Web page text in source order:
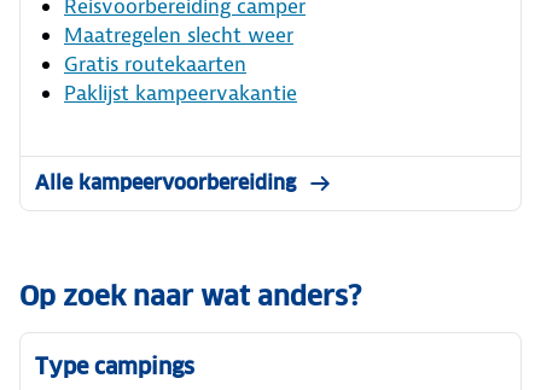
Reisvoorbereiding camper
Maatregelen slecht weer
Gratis routekaarten
Paklijst kampeervakantie
Alle kampeervoorbereiding
Op zoek naar wat anders?
Type campings